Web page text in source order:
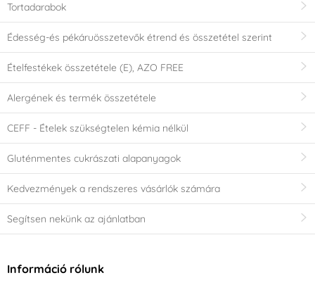
Tortadarabok
Édesség-és pékáruösszetevők étrend és összetétel szerint
Ételfestékek összetétele (E), AZO FREE
Alergének és termék összetétele
CEFF - Ételek szükségtelen kémia nélkül
Gluténmentes cukrászati alapanyagok
Kedvezmények a rendszeres vásárlók számára
Segítsen nekünk az ajánlatban
Információ rólunk